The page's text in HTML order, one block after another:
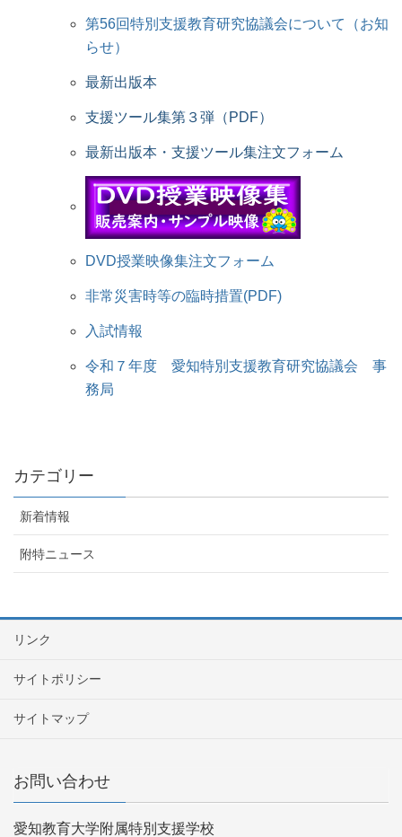
第56回特別支援教育研究協議会について（お知
らせ）
最新出版本
支援ツール集第３弾（PDF）
最新出版本・支援ツール集注文フォーム
DVD授業映像集注文フォーム
非常災害時等の臨時措置(PDF)
入試情報
令和７年度 愛知特別支援教育研究協議会 事
務局
カテゴリー
新着情報
附特ニュース
リンク
サイトポリシー
サイトマップ
お問い合わせ
愛知教育大学附属特別支援学校